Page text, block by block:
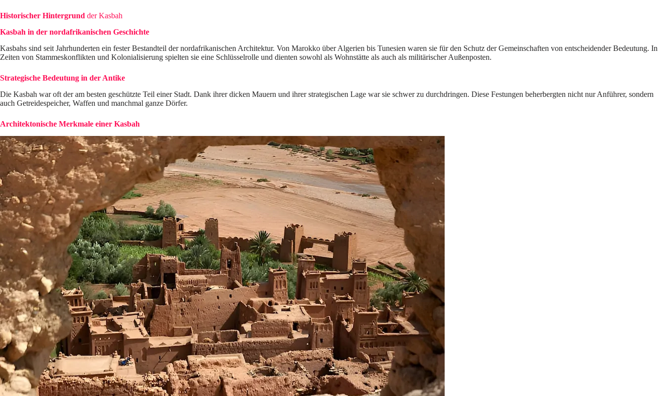
Historischer Hintergrund der Kasbah
Kasbah in der nordafrikanischen Geschichte
Kasbahs sind seit Jahrhunderten ein fester Bestandteil der nordafrikanischen Architektur. Von Marokko über Algerien bis Tunesien waren sie für den Schutz der Gemeinschaften von entscheidender Bedeutung. In
Zeiten von Stammeskonflikten und Kolonialisierung spielten sie eine Schlüsselrolle und dienten sowohl als Wohnstätte als auch als militärischer Außenposten.
Strategische Bedeutung in der Antike
Die Kasbah war oft der am besten geschützte Teil einer Stadt. Dank ihrer dicken Mauern und ihrer strategischen Lage war sie schwer zu durchdringen. Diese Festungen beherbergten nicht nur Anführer, sondern
auch Getreidespeicher, Waffen und manchmal ganze Dörfer.
Architektonische Merkmale einer Kasbah